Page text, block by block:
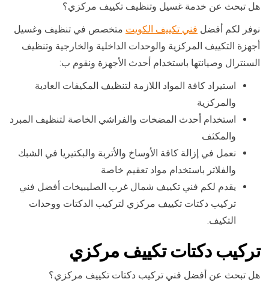
هل تبحث عن خدمة غسيل وتنظيف تكييف مركزي؟
نوفر لكم أفضل فني تكييف الكويت متخصص في تنظيف وغسيل
أجهزة التكييف المركزية والوحدات الداخلية والخارجية وتنظيف
السنترال وصيانتها باستخدام أحدث الأجهزة ونقوم ب:
استيراد كافة المواد اللازمة لتنظيف المكيفات العادية
والمركزية
استخدام أحدث المضخات والفراشي الخاصة لتنظيف المبرد
والمكثف
نعمل في إزالة كافة الأوساخ والأتربة والبكتيريا في الشبك
والفلاتر باستخدام مواد تعقيم خاصة
يقدم لكم فني تكييف شمال غرب الصليبيخات أفضل فني
تركيب دكتات تكييف مركزي لتركيب الدكتات ووحدات
التكيف.
تركيب دكتات تكييف مركزي
هل تبحث عن أفضل فني تركيب دكتات تكييف مركزي؟